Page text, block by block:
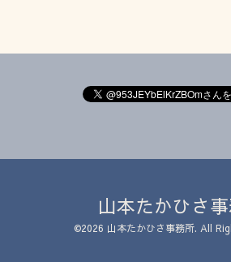
山本たかひさ
©2026 山本たかひさ事務所. All